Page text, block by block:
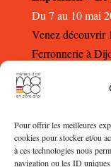
Pour offrir les meilleures
cookies pour stocker et/ou
à ces technologies nous
navigation ou les ID
Du 7 au 10 mai
Venez découvrir
Ferronnerie à
autour des métiers